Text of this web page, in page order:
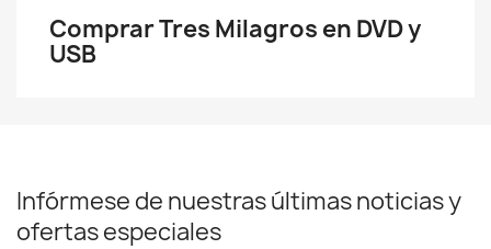
Comprar Tres Milagros en DVD y
USB
Infórmese de nuestras últimas noticias y
ofertas especiales